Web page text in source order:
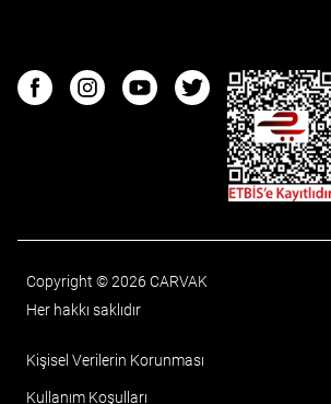
FacebookInstagramYoutubeTwitter
ETBIS
Copyright © 2026 CARVAK
Her hakkı saklıdır
Kişisel Verilerin Korunması
Kullanım Koşulları